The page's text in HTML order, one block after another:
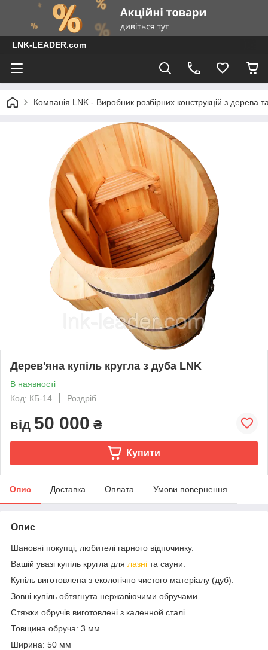
LNK-LEADER.com
Компанія LNK - Виробник розбірних конструкцій з дерева
Дерев'яна купіль кругла з дуба LNK
В наявності
Код: КБ-14
Роздріб
від 50 000 ₴
Купити
Опис Доставка Оплата Умови повернення
Опис
Шановні покупці, любителі гарного відпочинку.
Вашій увазі купіль кругла для лазні та сауни.
Купіль виготовлена з екологічно чистого матеріалу (дуб).
Зовні купіль обтягнута нержавіючими обручами.
Стяжки обручів виготовлені з каленной сталі.
Товщина обруча: 3 мм.
Ширина: 50 мм